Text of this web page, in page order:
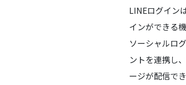
LINEログイン
インができる機
ソーシャルロ
ントを連携し
ージが配信で